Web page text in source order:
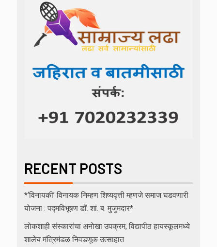
RECENT POSTS
*‘विनायकी’ विनायक निम्हण शिष्यवृत्ती म्हणजे समाज घडवणारी
योजना : पद्मविभूषण डॉ. शां. ब. मुजुमदार*
लोकशाही संस्कारांचा अनोखा उपक्रम; विद्यापीठ हायस्कूलमध्ये
शालेय मंत्रिमंडळ निवडणूक उत्साहात